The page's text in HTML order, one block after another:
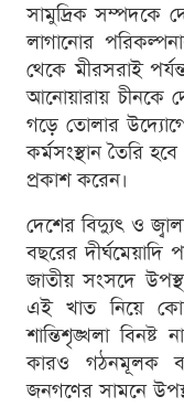
সামুদ্রিক সম্পদকে
লাগানোর
থেকে মীরসরাই
আনোয়ারায় চীনকে
গড়ে তোলার
কর্মসংস্থান তৈরি
প্রকাশ করেন।
দেশের বিদ্যুৎ ও
বছরের দীর্ঘমেয়াদি
জাতীয় সংসদে
এই খাত নিয়ে
শান্তিশৃঙ্খলা
কারও গঠনমূলক
জনগণের সামনে